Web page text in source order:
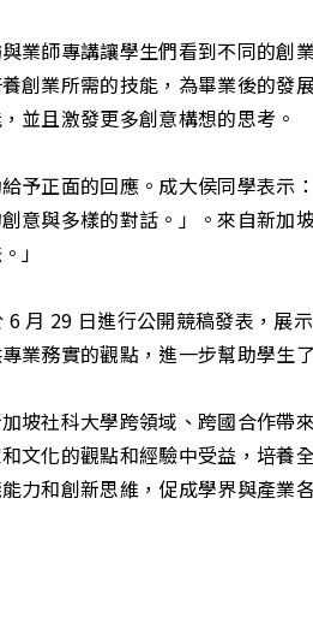
業師專講讓學生們看到不同的創
創業所需的技能，為畢業後的發
並且激發更多創意構想的思考。
予正面的回應。成大侯同學表
意與多樣的對話。」。來自新
」
月 29 日進行公開競稿發表，展
業務實的觀點，進一步幫助學生
坡社科大學跨領域、跨國合作
文化的觀點和經驗中受益，培
力和創新思維，促成學界與產業